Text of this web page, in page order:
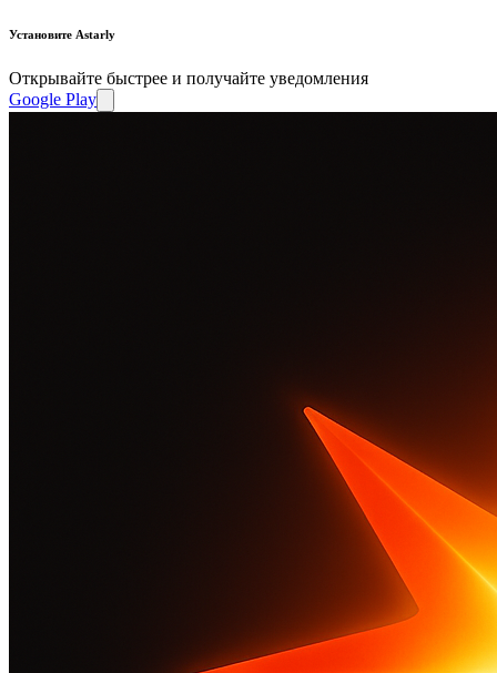
Установите Astarly
Открывайте быстрее и получайте уведомления
Google Play